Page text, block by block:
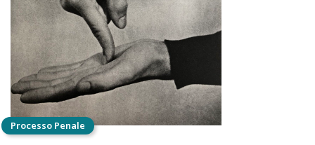
Processo Penale